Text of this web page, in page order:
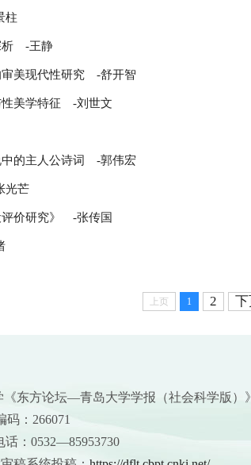
柱
析 -王静
审美现代性研究 -舒开智
性美学特征 -刘世文
中的主人公诗词 -郭伟宏
光芒
评价研究》 -张传国
上页 1 2 下
东方论坛—青岛大学学报（社会科学版）
码：266071
0532—85953730